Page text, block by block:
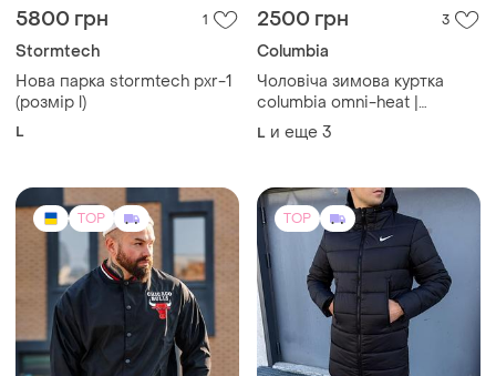
5800 грн 1
Stormtech
Нова парка stormtech pxr-1
(розмір l)
L
2500 грн 3
Columbia
Чоловіча зимова куртка
columbia omni-heat |
вітровка з капюшоном |
холофайбер 150 |
весна,демісезонна
вітровка-куртка,пропайка
L и еще 3
TOP TOP